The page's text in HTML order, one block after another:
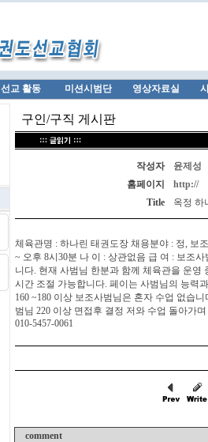
선교 활동 미션시범단 영상자료실
구인/구직 게시판
작성자
윤제성
홈페이지
http://
Title
옥정 하
체육관명 : 하나린 태권도장 채용분야 : 정, 보
~ 오후 8시30분 나 이 : 상관없음 급 여 : 보조
니다. 현재 사범님 한분과 함께 체육관을 운영
시간 조절 가능합니다. 페이는 사범님의 능력
160 ~180 이상 보조사범님은 혼자 수업 없습
범님 220 이상 면접후 결정 저와 수업 돌아가
010-5457-0061
comment